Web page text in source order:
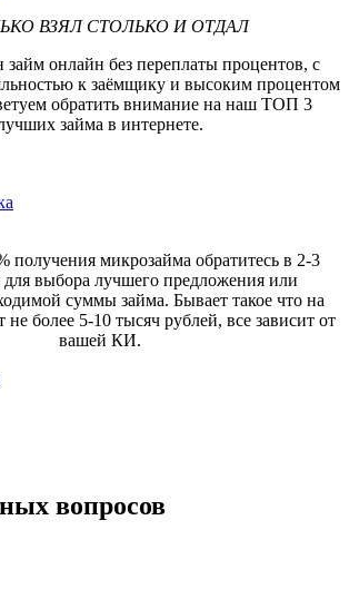
ВЗЯЛ СТОЛЬКО И ОТДАЛ
онлайн без переплаты процентов, с
к заёмщику и высоким процентом
обратить внимание на наш ТОП 3
займа в интернете.
получения микрозайма обратитесь в 2-3
для выбора лучшего предложения или
суммы займа. Бывает такое что на
более 5-10 тысяч рублей, все зависит от
вашей КИ.
вопросов